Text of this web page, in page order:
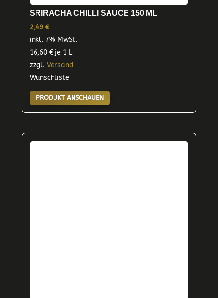
SRIRACHA CHILLI SAUCE 150 ML
2,49 €
inkl. 7% MwSt.
16,60 €je 1 L
zzgl. Versand
Wunschliste
PRODUKT ANSCHAUEN